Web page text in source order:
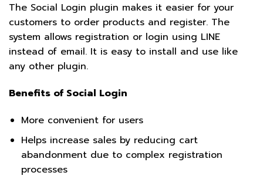
The Social Login plugin makes it easier for your
customers to order products and register. The
system allows registration or login using LINE
instead of email. It is easy to install and use like
any other plugin.
Benefits of Social Login
More convenient for users
Helps increase sales by reducing cart
abandonment due to complex registration
processes